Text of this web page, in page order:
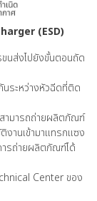
(ESD)
นส่งไปยังขั้นตอนถัด
ระหว่างหัวฉีดที่ติด
ามารถถ่ายผลิตภัณฑ์
งานเข้ามาแทรกแซง
ารถ่ายผลิตภัณฑ์ได้
Center ของ